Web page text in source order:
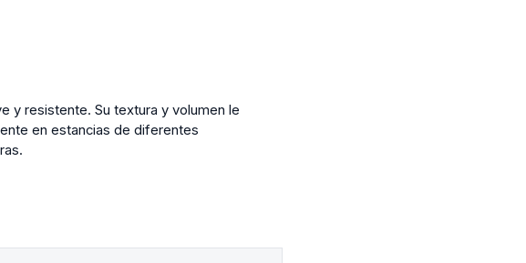
y resistente. Su textura y volumen le
en estancias de diferentes